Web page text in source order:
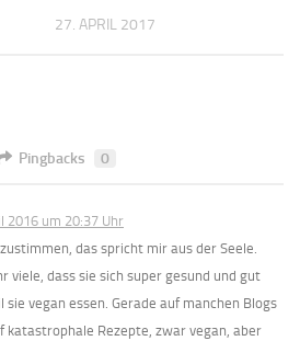
27. APRIL 2017
Pingbacks 0
2016 um 20:37 Uhr
das spricht mir aus der Seele.
viele, dass sie sich super gesund und gut
vegan essen. Gerade auf manchen Blogs
katastrophale Rezepte, zwar vegan, aber